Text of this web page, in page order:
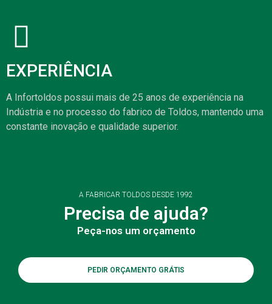
EXPERIÊNCIA
A Infortoldos possui mais de 25 anos de experiência na
Indústria e no processo do fabrico de Toldos, mantendo uma
constante inovação e qualidade superior.
A FABRICAR TOLDOS DESDE 1992
Precisa de ajuda?
Peça-nos um orçamento
PEDIR ORÇAMENTO GRÁTIS